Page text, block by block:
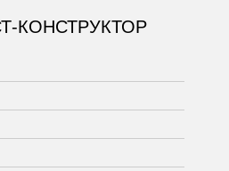
КОНСТРУКТОР